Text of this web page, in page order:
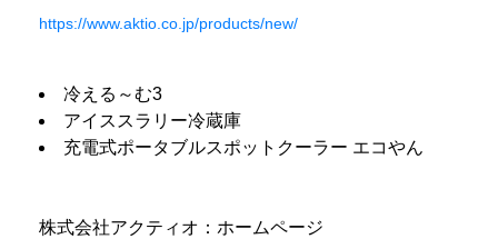
https://www.aktio.co.jp/products/new/
冷える～む3
アイススラリー冷蔵庫
充電式ポータブルスポットクーラー エコやん
株式会社アクティオ：ホームページ